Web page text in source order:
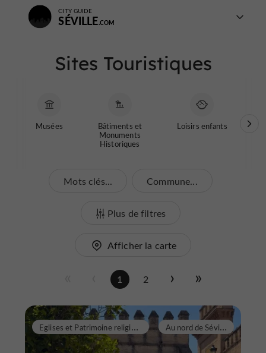
CITY GUIDE
SÉVILLE
Sites Touristiques
Musées
Bâtiments et
Monuments
Historiques
Loisirs enfants
Mots clés... Commune...
Plus de filtres
Afficher la carte
1 2
E
glises et Patrimoine religieux A
u nord de Séville